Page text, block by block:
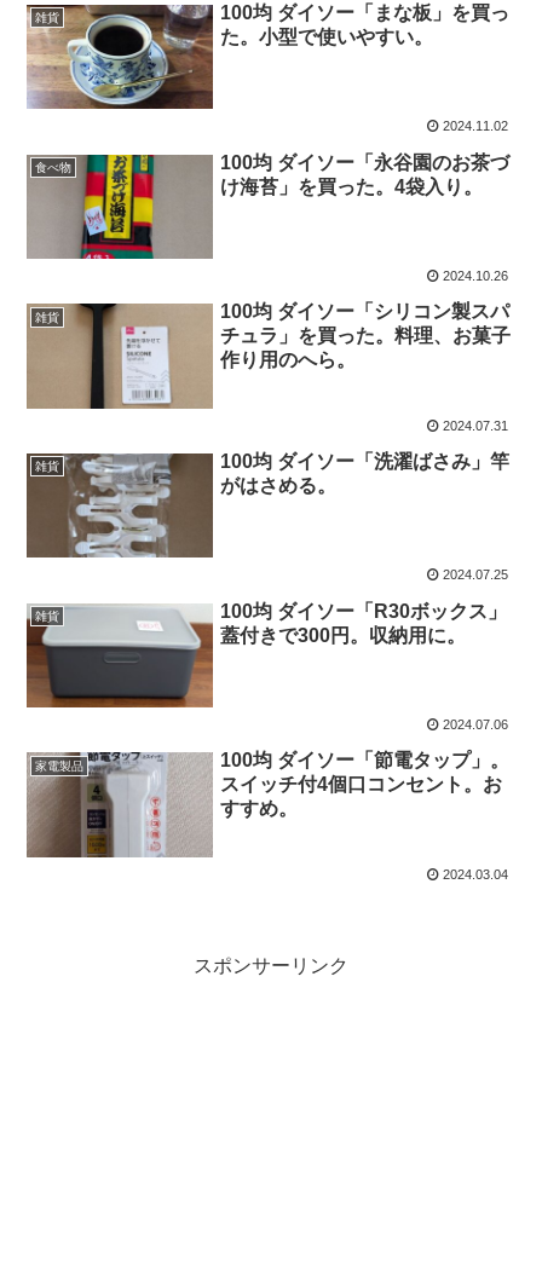
雑貨
100均 ダイソー「まな板」を買っ
た。小型で使いやすい。
2024.11.02
食べ物
100均 ダイソー「永谷園のお茶づ
け海苔」を買った。4袋入り。
2024.10.26
雑貨
100均 ダイソー「シリコン製スパ
チュラ」を買った。料理、お菓子
作り用のへら。
2024.07.31
雑貨
100均 ダイソー「洗濯ばさみ」竿
がはさめる。
2024.07.25
雑貨
100均 ダイソー「R30ボックス」
蓋付きで300円。収納用に。
2024.07.06
家電製品
100均 ダイソー「節電タップ」。
スイッチ付4個口コンセント。お
すすめ。
2024.03.04
スポンサーリンク